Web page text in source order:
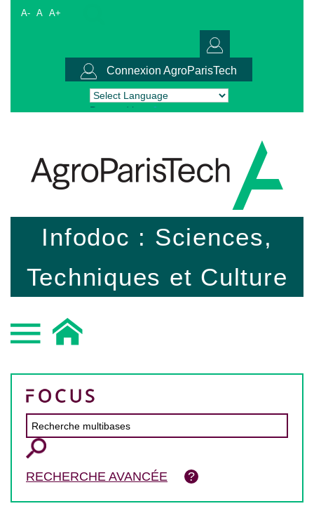
A- A A+
Connexion AgroParisTech
Powered by Translate
Infodoc : Sciences,
Techniques et Culture
RECHERCHE AVANCÉE